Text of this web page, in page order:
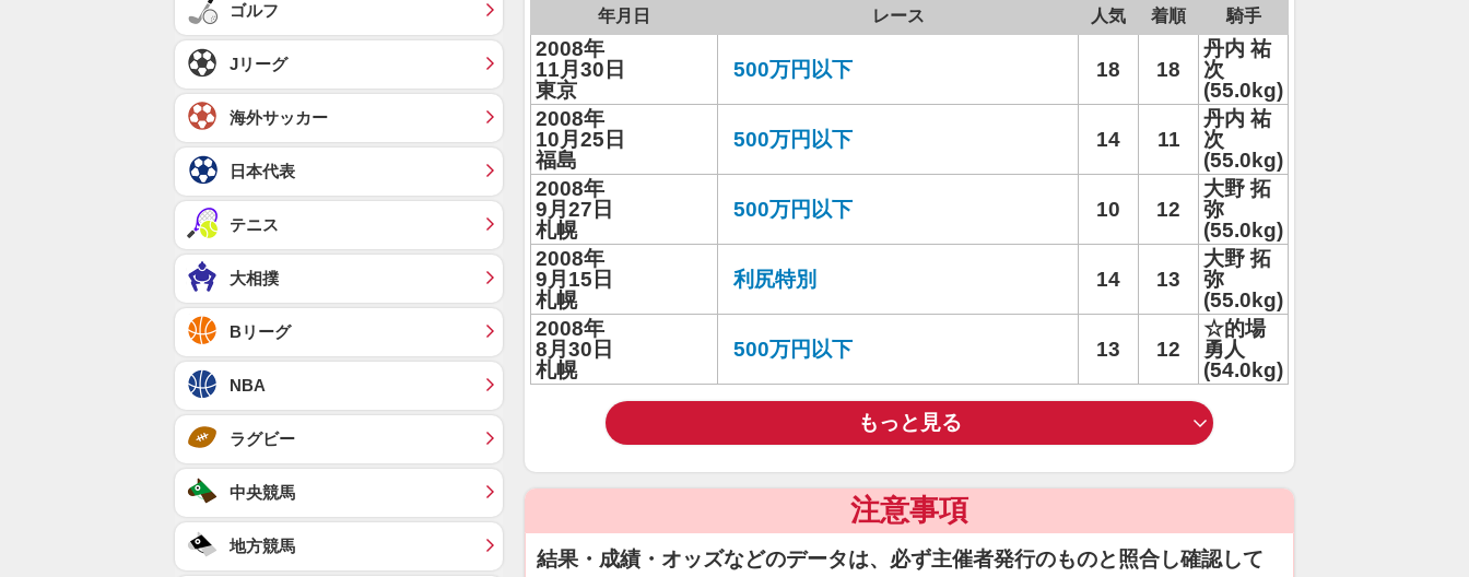
年月日 レース 人気 着順 騎手
2008年
11月30日
東京
500万円以下 18 18
丹内 祐
次
(55.0kg)
2008年
10月25日
福島
500万円以下 14 11
丹内 祐
次
(55.0kg)
2008年
9月27日
札幌
500万円以下 10 12
大野 拓
弥
(55.0kg)
2008年
9月15日
札幌
利尻特別 14 13
大野 拓
弥
(55.0kg)
2008年
8月30日
札幌
500万円以下 13 12
☆的場
勇人
(54.0kg)
もっと見る
注意事項
結果・成績・オッズなどのデータは、必ず主催者発行のものと照合し確認して
ゴルフ
Jリーグ
海外サッカー
日本代表
テニス
大相撲
Bリーグ
NBA
ラグビー
中央競馬
地方競馬